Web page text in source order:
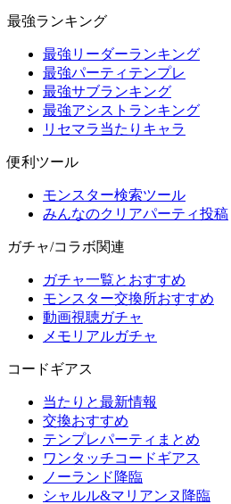
最強ランキング
最強リーダーランキング
最強パーティテンプレ
最強サブランキング
最強アシストランキング
リセマラ当たりキャラ
便利ツール
モンスター検索ツール
みんなのクリアパーティ投稿
ガチャ/コラボ関連
ガチャ一覧とおすすめ
モンスター交換所おすすめ
動画視聴ガチャ
メモリアルガチャ
コードギアス
当たりと最新情報
交換おすすめ
テンプレパーティまとめ
ワンタッチコードギアス
ノーランド降臨
シャルル&マリアンヌ降臨